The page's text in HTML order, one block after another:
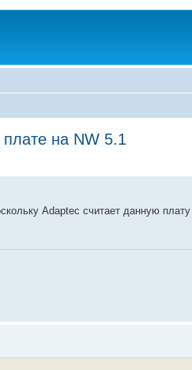
на NW 5.1
Adaptec считает данную